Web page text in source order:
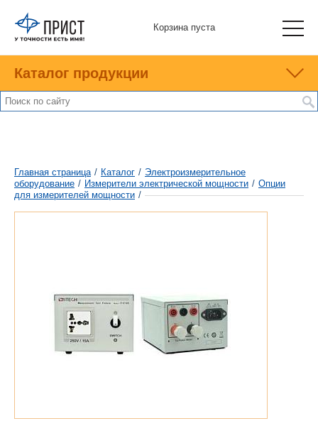
Корзина пуста
Каталог продукции
Главная страница / Каталог / Электроизмерительное
оборудование / Измерители электрической мощности / Опции
для измерителей мощности /